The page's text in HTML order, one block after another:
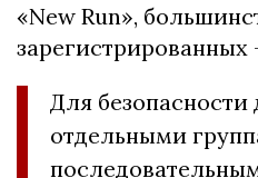
«New Run»,
зарегистрированных
Для безопасности
отдельными